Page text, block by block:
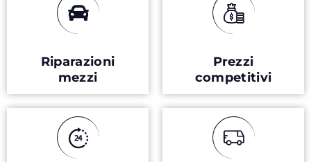
Riparazioni
mezzi
Prezzi
competitivi